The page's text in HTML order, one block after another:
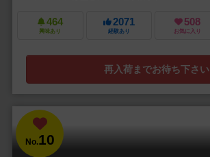
464
興味あり
2071
経験あり
508
お気に入り
再入荷までお待ち下さい
No.10